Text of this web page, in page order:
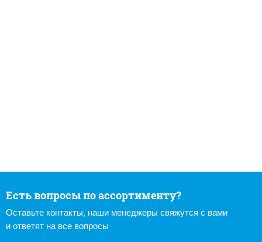
Есть вопросы по ассортименту?
Оставьте контакты, наши менеджеры свяжутся с вами
и ответят на все вопросы